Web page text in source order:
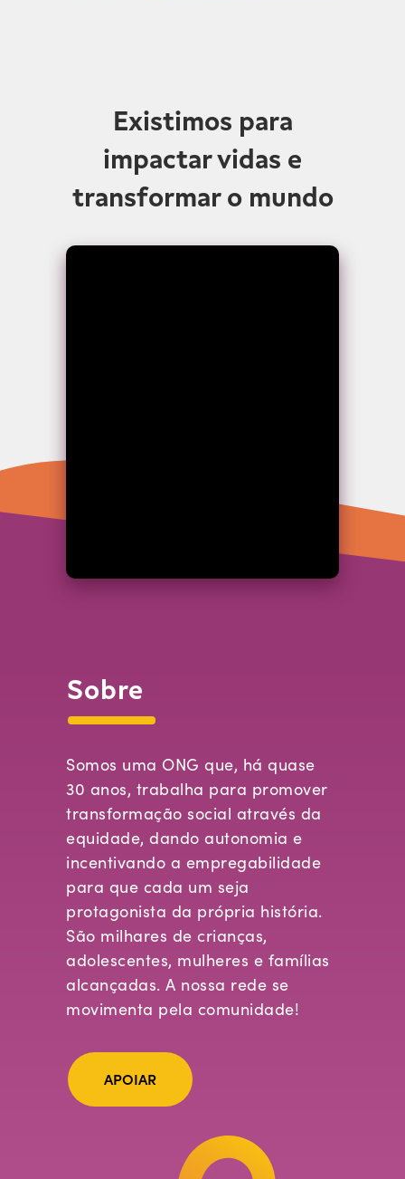
Existimos para
impactar vidas e
transformar o mundo
Sobre
Somos uma ONG que, há quase
30 anos, trabalha para promover
transformação social através da
equidade, dando autonomia e
incentivando a empregabilidade
para que cada um seja
protagonista da própria história.
São milhares de crianças,
adolescentes, mulheres e famílias
alcançadas. A nossa rede se
movimenta pela comunidade!
APOIAR